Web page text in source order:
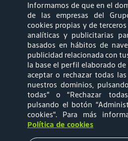
síguenos
Mapa web
Política de Cookies
Informamos de que en el
de las empresas del
cookies propias y de
analíticas y publicitarias
basados en hábitos de
publicidad relacionada con
la base el perfil elaborado
aceptar o rechazar todas
nuestros dominios,
todas” o “Rechazar
pulsando el botón
cookies". Para más
Política de cookies